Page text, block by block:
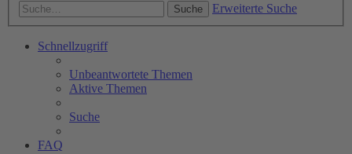
Suche Erweiterte Suche
Schnellzugriff
Unbeantwortete Themen
Aktive Themen
Suche
FAQ